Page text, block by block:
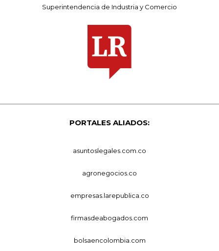
Superintendencia de Industria y Comercio
PORTALES ALIADOS:
asuntoslegales.com.co
agronegocios.co
empresas.larepublica.co
firmasdeabogados.com
bolsaencolombia.com